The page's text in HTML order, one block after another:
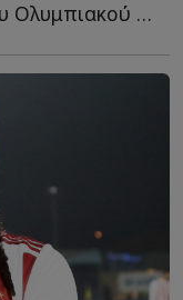
Το μήνυμα του άλλοτε άσου του Ολυμπιακού στους οπαδούς τ...